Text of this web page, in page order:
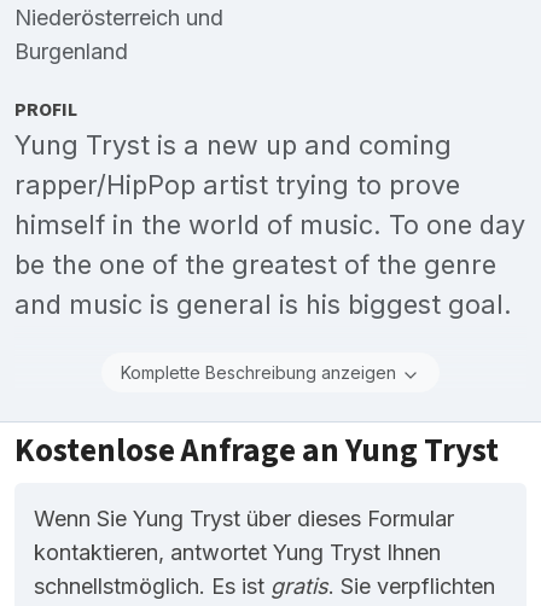
Niederösterreich und
Burgenland
PROFIL
Yung Tryst is a new up and coming
rapper/HipPop artist trying to prove
himself in the world of music. To one day
be the one of the greatest of the genre
and music is general is his biggest goal.
Komplette Beschreibung anzeigen
Kostenlose Anfrage an Yung Tryst
Wenn Sie Yung Tryst über dieses Formular
kontaktieren, antwortet Yung Tryst Ihnen
schnellstmöglich. Es ist gratis. Sie verpflichten